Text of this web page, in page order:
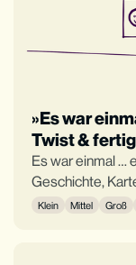
»Es war
Twist &
Es war einmal …
Geschichte,
Klein Mittel Groß